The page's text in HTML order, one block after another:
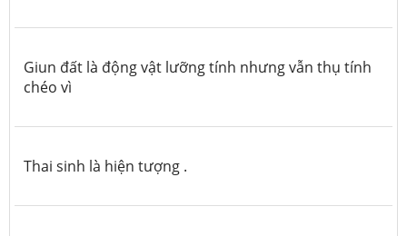
Giun đất là động vật lưỡng tính nhưng vẫn thụ tính
chéo vì
Thai sinh là hiện tượng .